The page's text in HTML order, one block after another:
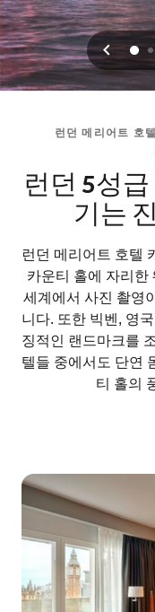
이전
0
런던 메리어트 호
런던 5성
기는
런던 메리어트 호텔
카운티 홀에 자리한
세계에서 사진 촬영
니다. 또한 빅벤, 영
징적인 랜드마크를
텔들 중에서도 단연
티 홀의